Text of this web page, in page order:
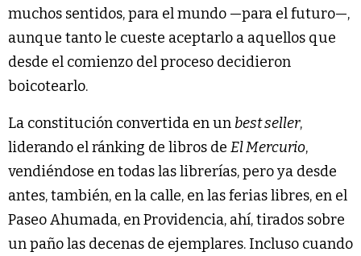
muchos sentidos, para el mundo —para el futuro—,
aunque tanto le cueste aceptarlo a aquellos que
desde el comienzo del proceso decidieron
boicotearlo.
La constitución convertida en un best seller,
liderando el ránking de libros de El Mercurio,
vendiéndose en todas las librerías, pero ya desde
antes, también, en la calle, en las ferias libres, en el
Paseo Ahumada, en Providencia, ahí, tirados sobre
un paño las decenas de ejemplares. Incluso cuando